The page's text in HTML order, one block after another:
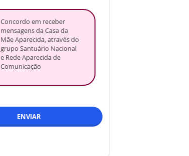
Concordo em receber
mensagens da Casa da
Mãe Aparecida, através do
grupo Santuário Nacional
e Rede Aparecida de
Comunicação
ENVIAR